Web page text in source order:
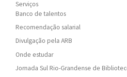
Serviços
Banco de talentos
Recomendação salarial
Divulgação pela ARB
Onde estudar
Jornada Sul Rio-Grandense de